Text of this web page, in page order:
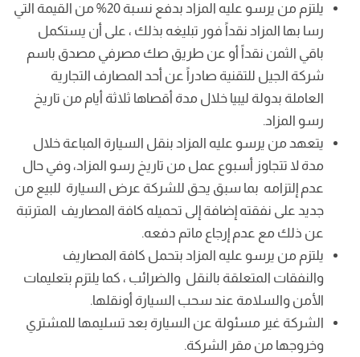
يلتزم من يرسو عليه المزاد بدفع نسبة 20% من القيمة التي
رسا بها المزاد نقداً فور تبليغه بذلك ، على أن يستكمل
باقي الثمن نقداً أو عن طريق صك مصرفي مصدق باسم
شركة الجيل للتقنية صادراً عن أحد المصارف التجارية
العاملة بدولة ليبيا خلال مدة أقصاها ثلاثة أيام من تاريخ
رسو المزاد.
يتعهد من يرسو عليه المزاد بنقل السيارة المباعة خلال
مدة لا تتجاوز أسبوع عمل من تاريخ رسو المزاد، وفي حال
عدم إلتزامه بما سبق يحق للشركة عرض السيارة للبيع من
جديد على نفقته إضافة إلى تحميله كافة المصاريف المترتبة
عن ذلك مع عدم إرجاع ماتم دفعه.
يلتزم من يرسو عليه المزاد بتحمل كافة المصاريف
والنفقات المتعلقة بالنقل والضرائب ، كما يلتزم بتعليمات
الأمن والسلامة عند سحب السيارة أونقلها.
الشركة غير مسئولة عن السيارة بعد تسليمها للمشتري
وخروجها من مقر الشركة.